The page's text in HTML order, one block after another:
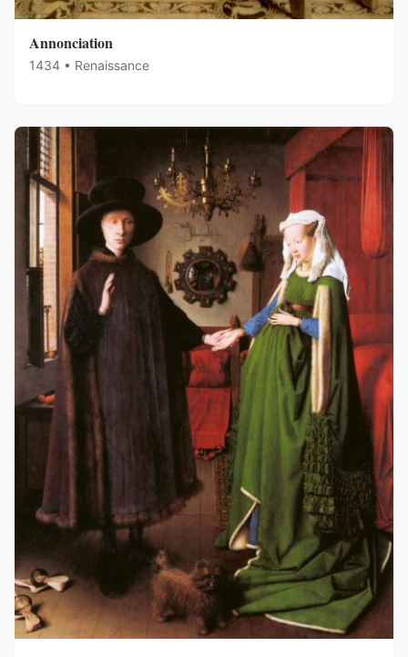
Annonciation
1434 • Renaissance